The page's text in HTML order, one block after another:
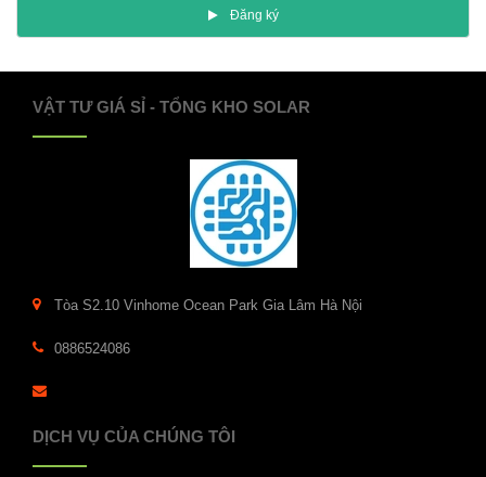
Ðăng ký
VẬT TƯ GIÁ SỈ - TỔNG KHO SOLAR
Tòa S2.10 Vinhome Ocean Park Gia Lâm Hà Nội
0886524086
DỊCH VỤ CỦA CHÚNG TÔI